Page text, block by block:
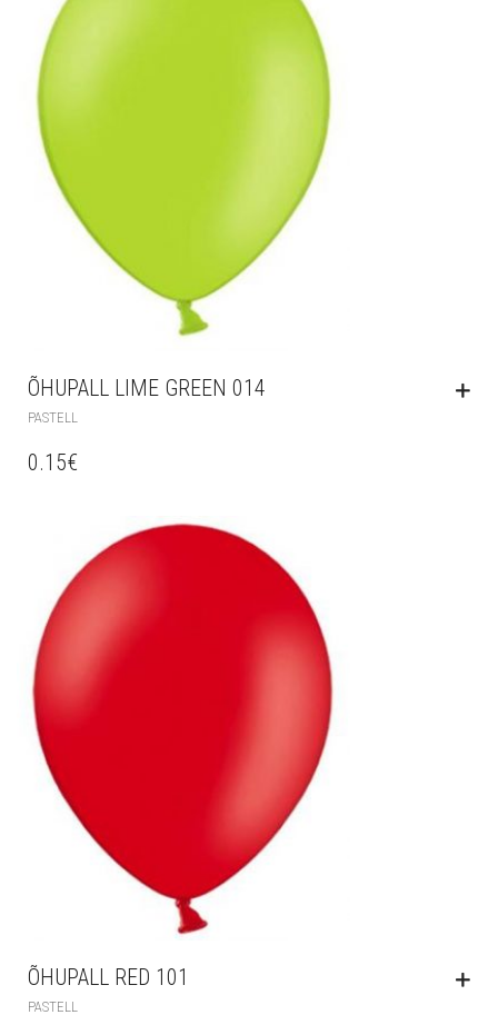
ÕHUPALL LIME GREEN 014
PASTELL
0.15€
ÕHUPALL RED 101
PASTELL